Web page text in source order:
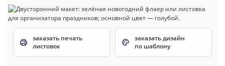
заказать печать
листовок
заказать дизайн
по шаблону